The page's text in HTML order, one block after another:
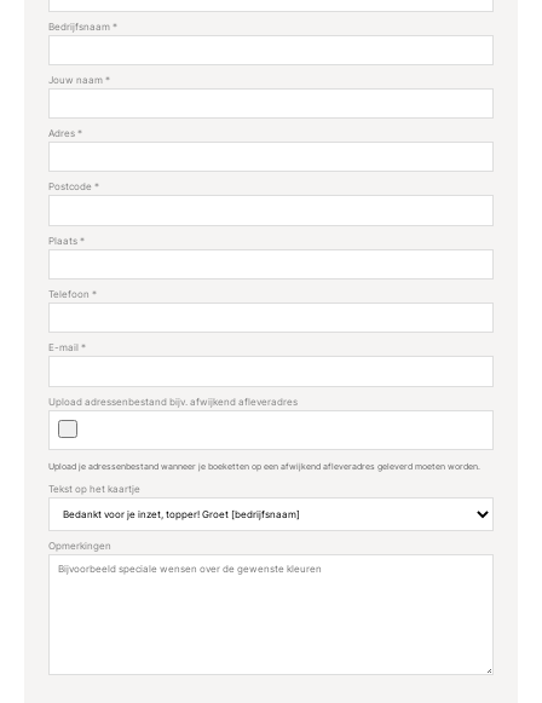
Bedrijfsnaam *
Jouw naam *
Adres *
Postcode *
Plaats *
Telefoon *
E-mail *
Upload adressenbestand bijv. afwijkend afleveradres
Upload je adressenbestand wanneer je boeketten op een afwijkend afleveradres geleverd moeten worden.
Tekst op het kaartje
Opmerkingen